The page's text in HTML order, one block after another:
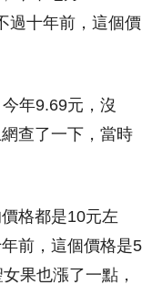
過十年前，這個價
年9.69元，沒
查了一下，當時
格都是10元左
前，這個價格是5
果也漲了一點，